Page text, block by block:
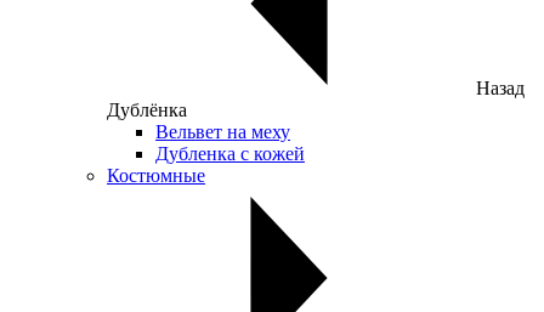
Назад
Дублёнка
Вельвет на меху
Дубленка с кожей
Костюмные